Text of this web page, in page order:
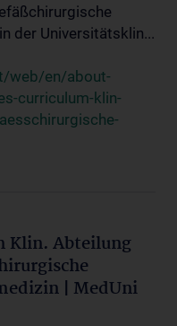
der Universitätsklin...
web/en/about-
curriculum-klin-
Klin. Abteilung
| MedUni